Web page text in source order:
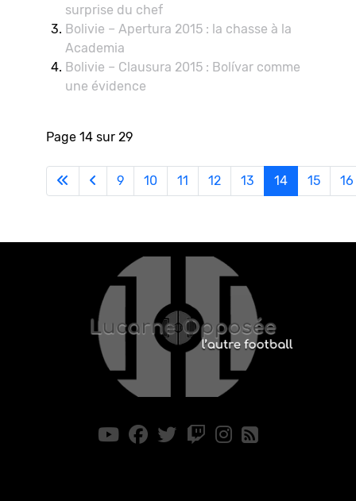
surprise du chef
Bolivie – Apertura 2015 : la chasse à la
Academia
Bolivie – Clausura 2015 : Bolívar comme
une évidence
Page 14 sur 29
9 10 11 12 13 14 15 16